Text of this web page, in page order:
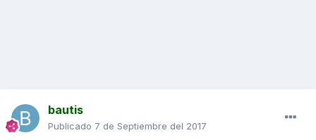
bautis
Publicado 7 de Septiembre del 2017